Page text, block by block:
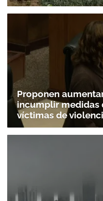
Proponen
incumplir medidas
víctimas de